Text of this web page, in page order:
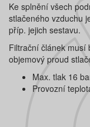
Ke splnění všech
stlačeného vzduchu
příp. jejich sestavu.
Filtrační článek musí
objemový proud
Max. tlak 16
Provozní